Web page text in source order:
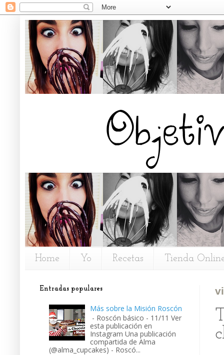
Home Yo Recetas Tienda
Entradas populares
Más sobre la Misión Roscón
- Roscón básico - 11/11 Ver
esta publicación en
Instagram Una publicación
compartida de Alma
(@alma_cupcakes) - Roscó...